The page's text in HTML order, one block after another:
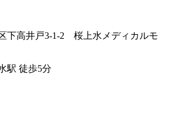
下高井戸3‐1‐2 桜上水メディカルモ
駅 徒歩5分